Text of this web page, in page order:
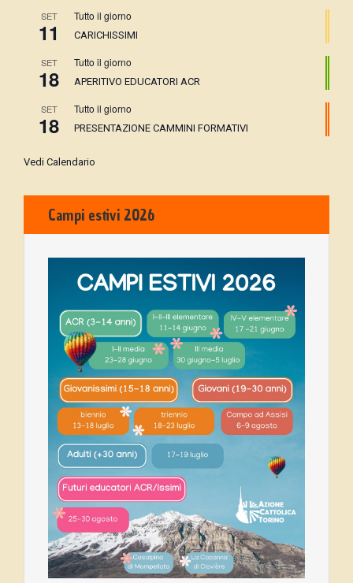
SET
11
Tutto il giorno
CARICHISSIMI
SET
18
Tutto il giorno
APERITIVO EDUCATORI ACR
SET
18
Tutto il giorno
PRESENTAZIONE CAMMINI FORMATIVI
Vedi Calendario
Campi estivi 2026